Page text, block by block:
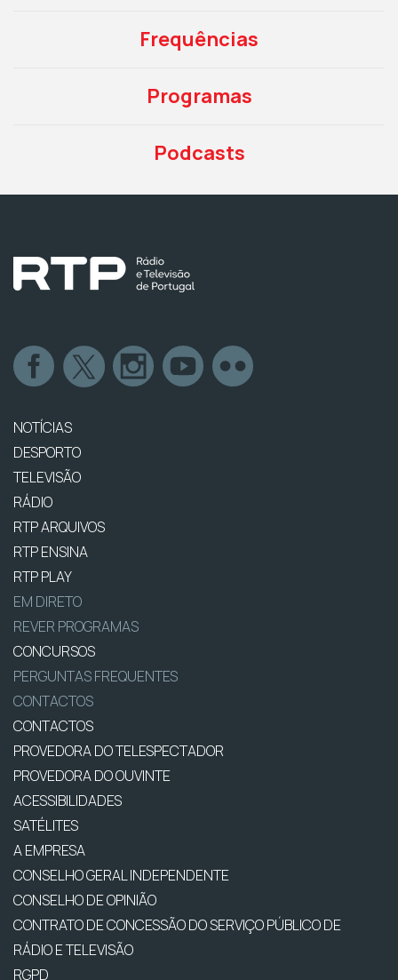
Frequências
Programas
Podcasts
NOTÍCIAS
DESPORTO
TELEVISÃO
RÁDIO
RTP ARQUIVOS
RTP ENSINA
RTP PLAY
EM DIRETO
REVER PROGRAMAS
CONCURSOS
PERGUNTAS FREQUENTES
CONTACTOS
CONTACTOS
PROVEDORA DO TELESPECTADOR
PROVEDORA DO OUVINTE
ACESSIBILIDADES
SATÉLITES
A EMPRESA
CONSELHO GERAL INDEPENDENTE
CONSELHO DE OPINIÃO
CONTRATO DE CONCESSÃO DO SERVIÇO PÚBLICO DE
RÁDIO E TELEVISÃO
RGPD